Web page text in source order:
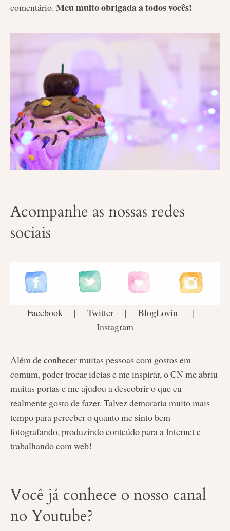
comentário. Meu muito obrigada a todos vocês!
Acompanhe as nossas redes
sociais
Facebook| Twitter| BlogLovin|
Instagram
Além de conhecer muitas pessoas com gostos em
comum, poder trocar ideias e me inspirar, o CN me abriu
muitas portas e me ajudou a descobrir o que eu
realmente gosto de fazer. Talvez demoraria muito mais
tempo para perceber o quanto me sinto bem
fotografando, produzindo conteúdo para a Internet e
trabalhando com web!
Você já conhece o nosso canal
no Youtube?